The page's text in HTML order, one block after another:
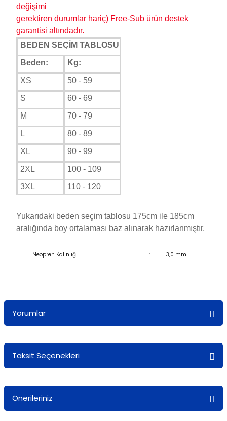
değişimi
gerektiren durumlar hariç) Free-Sub ürün destek
garantisi altındadır.
BEDEN SEÇİM TABLOSU
Beden: Kg:
XS 50 - 59
S 60 - 69
M 70 - 79
L 80 - 89
XL 90 - 99
2XL 100 - 109
3XL 110 - 120
Yukarıdaki beden seçim tablosu 175cm ile 185cm
aralığında boy ortalaması baz alınarak hazırlanmıştır.
Neopren Kalınlığı : 3,0 mm
Yorumlar
Bu ürüne ilk yorumu siz yapın!
Yorum Yaz
Taksit Seçenekleri
Önerileriniz